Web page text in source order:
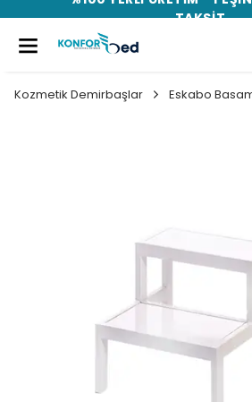
TAKSİT
Kozmetik Demirbaşlar Eskabo